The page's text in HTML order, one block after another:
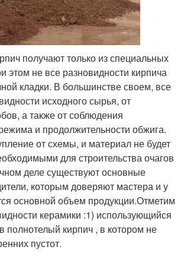
получают только из специальных
этом не все разновидности кирпича
кладки. В большинстве своем, все
исходного сырья, от
а также от соблюдения
и продолжительности обжига.
от схемы, и материал не будет
для строительства очагов
деле существуют основные
которым доверяют мастера и у
основной объем продукции.Отметим
керамики :1) использующийся
полнотелый кирпич , в котором не
пустот.